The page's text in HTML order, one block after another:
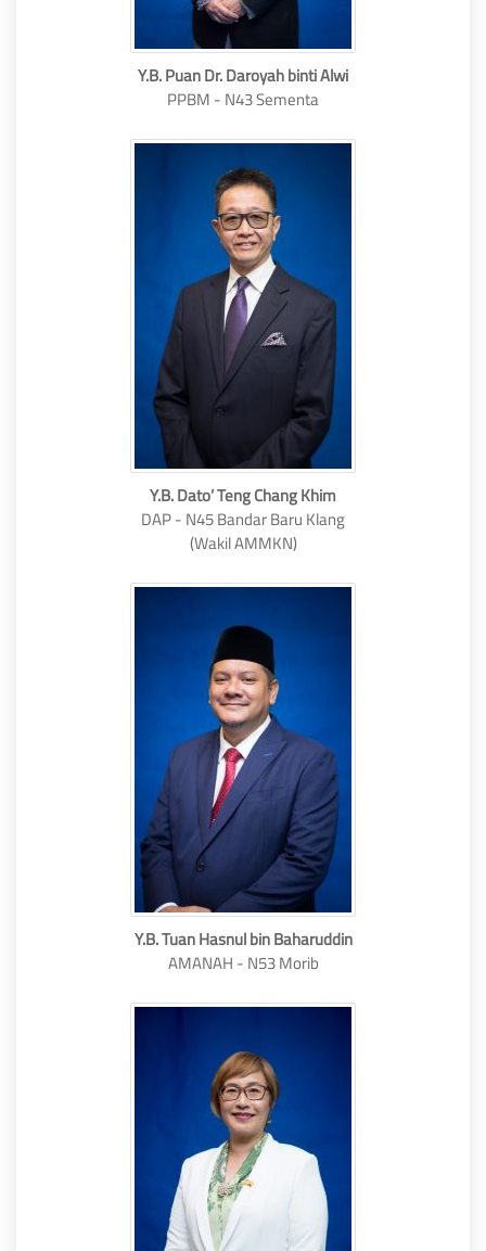
Y.B. Puan Dr. Daroyah binti Alwi
PPBM - N43 Sementa
Y.B. Dato’ Teng Chang Khim
DAP - N45 Bandar Baru Klang
(Wakil AMMKN)
Y.B. Tuan Hasnul bin Baharuddin
AMANAH - N53 Morib